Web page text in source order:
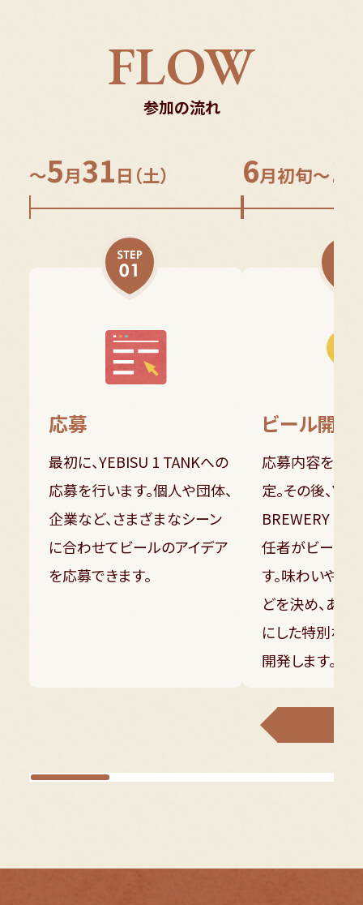
FLOW
参加の流れ
～5月31日（土）
応募
最初に、YEBISU 1 TANKへの
応募を行います。個人や団体、
企業など、さまざまなシーン
に合わせてビールのアイデア
を応募できます。
6月初旬～
ビール開発
応募内容をも
定。その後、
BREWERY
任者がビール
す。味わいや香
どを決め、あ
にした特別な
開発します。